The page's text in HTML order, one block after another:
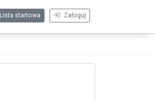
Zaloguj
Lista startowa